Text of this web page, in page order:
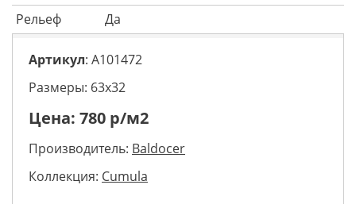
Рельеф
Да
Артикул: A101472
Размеры: 63х32
Цена: 780 р/м2
Производитель: Baldocer
Коллекция: Cumula